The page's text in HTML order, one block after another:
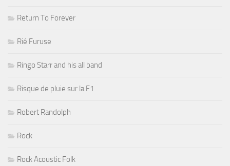
Return To Forever
Rié Furuse
Ringo Starr and his all band
Risque de pluie sur la F1
Robert Randolph
Rock
Rock Acoustic Folk